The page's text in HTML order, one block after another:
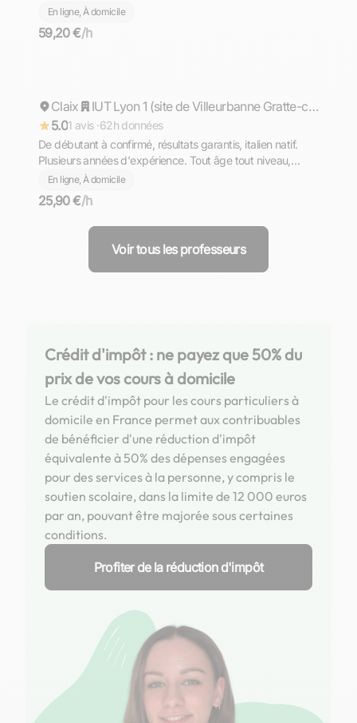
Supérieur (prépa)
En ligne, À domicile
59,20 €/h
Répond rapidement
Claix
IUT Lyon 1 (site de Villeurbanne Gratte-ciel)
5.01 avis ·62h données
De débutant à confirmé, résultats garantis, italien natif.
Plusieurs années d'expérience. Tout âge tout niveau,
diplômé du Bac avec Option Internationale Italien,
l'équivalent de la Maturità (bac italien)
En ligne, À domicile
25,90 €/h
Voir tous les professeurs
Crédit d'impôt : ne payez que 50% du
prix de vos cours à domicile
Le crédit d'impôt pour les cours particuliers à
domicile en France permet aux contribuables
de bénéficier d'une réduction d'impôt
équivalente à 50% des dépenses engagées
pour des services à la personne, y compris le
soutien scolaire, dans la limite de 12 000 euros
par an, pouvant être majorée sous certaines
conditions.
Profiter de la réduction d'impôt